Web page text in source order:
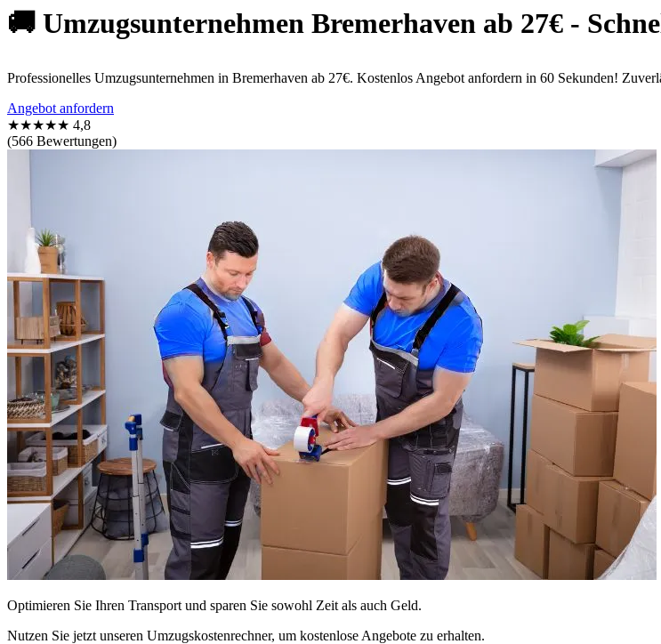
🚚 Umzugsunternehmen Bremerhaven ab 27€ -
Professionelles Umzugsunternehmen in Bremerhaven ab 27€. Kostenlos Angebot anfordern in 60 Sekunden!
Angebot anfordern
★★★★★ 4,8
(566 Bewertungen)
Optimieren Sie Ihren Transport und sparen Sie sowohl Zeit als auch Geld.
Nutzen Sie jetzt unseren Umzugskostenrechner, um kostenlose Angebote zu erhalten.